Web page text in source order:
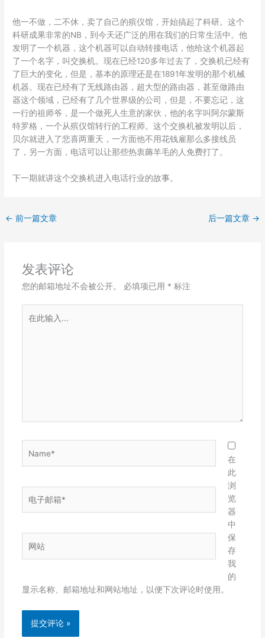
他一不做，二不休，卖了自己的殡仪馆，开始搞起了科研。这个
科研成果非常的NB，到今天还广泛的用在我们的日常生活中。他
发明了一个机器，这个机器可以自动转接电话，他给这个机器起
了一个名字，叫交换机。现在已经120多年过去了，交换机已经有
了巨大的变化，但是，基本的原理还是在1891年发明的那个机械
机器。现在已经有了无线路由器，超大型的路由器，甚至做路由
器这个领域，已经有了几个世界级的公司，但是，不要忘记，这
一行的祖师爷，是一个做死人生意的家伙，他的名字叫阿尔蒙斯
特罗格，一个从殡仪馆转行的工程师。这个交换机被发明以后，
贝尔就进入了悲喜两重天，一方面他不用花钱雇那么多接线员
了，另一方面，电话可以让那些热衷薅羊毛的人免费打了。
下一期就讲这个交换机进入电话行业的故事。
← 前一篇文章 后一篇文章 →
发表评论
您的邮箱地址不会被公开。 必填项已用 * 标注
箱
站
在
此
浏
览
器
中
保
存
我
的
显示名称、邮箱地址和网站地址，以便下次评论时使用。